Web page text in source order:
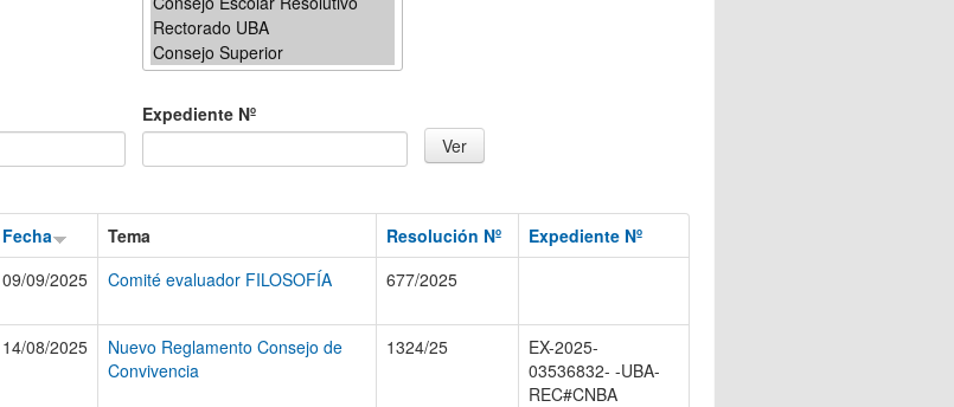
Expediente Nº
Fecha Tema Resolución Nº
Expediente Nº
09/09/2025 Comité evaluador FILOSOFÍA 677/2025
14/08/2025
Nuevo Reglamento Consejo de
Convivencia
1324/25
EX-2025-
03536832- -UBA-
REC#CNBA